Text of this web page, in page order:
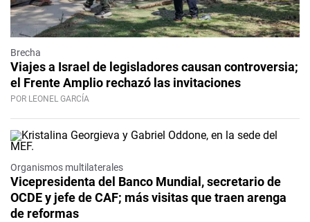
Brecha
Viajes a Israel de legisladores causan controversia;
el Frente Amplio rechazó las invitaciones
POR LEONEL GARCÍA
Organismos multilaterales
Vicepresidenta del Banco Mundial, secretario de
OCDE y jefe de CAF; más visitas que traen arenga
de reformas